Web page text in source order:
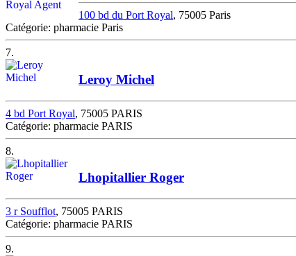
100 bd du Port Royal, 75005 Paris
Catégorie: pharmacie Paris
7.
Leroy Michel
4 bd Port Royal, 75005 PARIS
Catégorie: pharmacie PARIS
8.
Lhopitallier Roger
3 r Soufflot, 75005 PARIS
Catégorie: pharmacie PARIS
9.